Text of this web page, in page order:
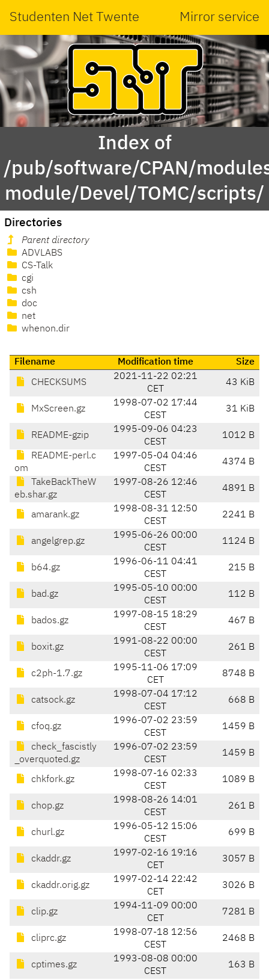
Studenten Net Twente Mirror service
Index of
/pub/software/CPAN/
module/Devel/TOMC/scripts/
Directories
Parent directory
ADVLABS
CS-Talk
cgi
csh
doc
net
whenon.dir
Filename Modification time Size
CHECKSUMS
2021-11-22 02:21
CET
43 KiB
MxScreen.gz
1998-07-02 17:44
CEST
31 KiB
README-gzip
1995-09-06 04:23
CEST
1012 B
README-perl.c
om
1997-05-04 04:46
CEST
4374 B
TakeBackTheW
eb.shar.gz
1997-08-26 12:46
CEST
4891 B
amarank.gz
1998-08-31 12:50
CEST
2241 B
angelgrep.gz
1995-06-26 00:00
CEST
1124 B
b64.gz
1996-06-11 04:41
CEST
215 B
bad.gz
1995-05-10 00:00
CEST
112 B
bados.gz
1997-08-15 18:29
CEST
467 B
boxit.gz
1991-08-22 00:00
CEST
261 B
c2ph-1.7.gz
1995-11-06 17:09
CET
8748 B
catsock.gz
1998-07-04 17:12
CEST
668 B
cfoq.gz
1996-07-02 23:59
CEST
1459 B
check_fascistly
_overquoted.gz
1996-07-02 23:59
CEST
1459 B
chkfork.gz
1998-07-16 02:33
CEST
1089 B
chop.gz
1998-08-26 14:01
CEST
261 B
churl.gz
1996-05-12 15:06
CEST
699 B
ckaddr.gz
1997-02-16 19:16
CET
3057 B
ckaddr.orig.gz
1997-02-14 22:42
CET
3026 B
clip.gz
1994-11-09 00:00
CET
7281 B
cliprc.gz
1998-07-18 12:56
CEST
2468 B
cptimes.gz
1993-08-08 00:00
CEST
163 B